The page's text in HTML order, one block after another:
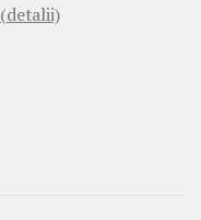
(detalii)